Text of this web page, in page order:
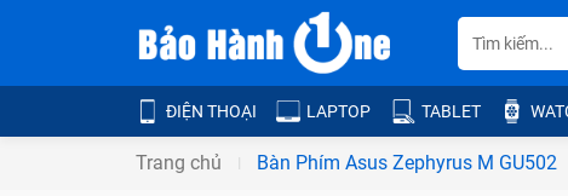
ĐIỆN THOẠI LAPTOP TABLET
Trang chủ Bàn Phím Asus Zephyrus M GU502